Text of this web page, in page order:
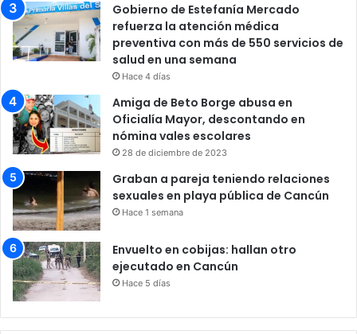
Gobierno de Estefanía Mercado
refuerza la atención médica
preventiva con más de 550 servicios de
salud en una semana
Hace 4 días
Amiga de Beto Borge abusa en
Oficialía Mayor, descontando en
nómina vales escolares
28 de diciembre de 2023
Graban a pareja teniendo relaciones
sexuales en playa pública de Cancún
Hace 1 semana
Envuelto en cobijas: hallan otro
ejecutado en Cancún
Hace 5 días